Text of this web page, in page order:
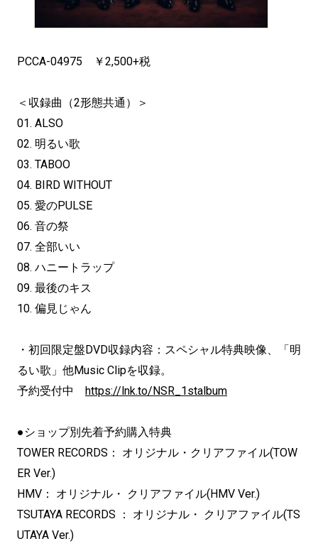
PCCA-04975 ￥2,500+税
＜収録曲（2形態共通）＞
01. ALSO
02. 明るい歌
03. TABOO
04. BIRD WITHOUT
05. 愛のPULSE
06. 音の祭
07. 全部いい
08. ハニートラップ
09. 最後のキス
10. 偏見じゃん
・初回限定盤DVD収録内容：スペシャル特典映像、「明
るい歌」 他Music Clipを収録。
予約受付中 https://lnk.to/NSR_1stalbum
●ショップ別先着予約購入特典
TOWER RECORDS： オリジナル・クリアファイル(TOW
ER Ver.)
HMV： オリジナル・ クリアファイル(HMV Ver.)
TSUTAYA RECORDS ： オリジナル・ クリアファイル(TS
UTAYA Ver.)